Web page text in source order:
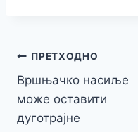
Кретање
чланка
ПРЕТХОДНО
Вршњачко насиље
може оставити
дуготрајне